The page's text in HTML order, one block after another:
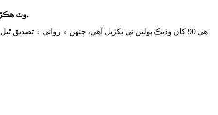
Bawso وٽ ھڪڙي وقف تشريح ۽ ترجمي جي خدمت آھي پنھنجي پروگرام جي ڪم جي حمايت ۾ سڄي ويلز ۾، جيڪا پڻ موجود آھي ٻاهرين ادارن لاءِ.
هي 90 کان وڌيڪ ٻولين تي پکڙيل آهي، جنهن ۾ رواني ۽